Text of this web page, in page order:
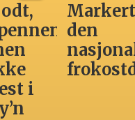
i
den